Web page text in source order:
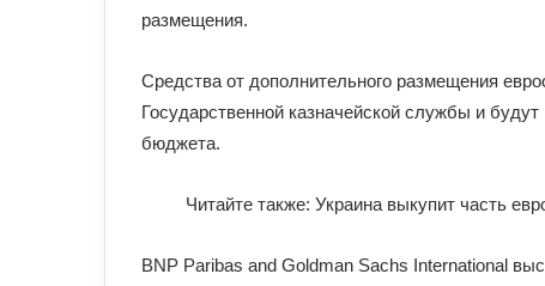
размещения.
Средства от дополнительного размещения
Государственной казначейской службы и
бюджета.
Читайте также: Украина выкупит часть
BNP Paribas and Goldman Sachs International